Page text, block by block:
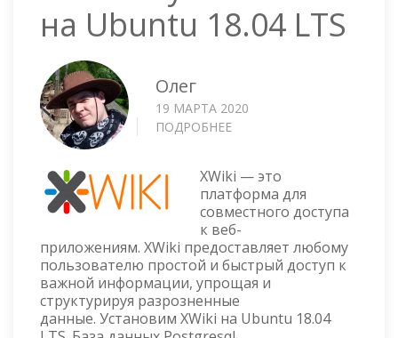
на Ubuntu 18.04 LTS
Олег
19 МАРТА 2020
ПОДРОБНЕЕ
УСТАНОВКА
НА
UBUNTU
18.04
LTS
XWiki — это
платформа для
совместного доступа
к веб-
приложениям. XWiki предоставляет любому
пользователю простой и быстрый доступ к
важной информации, упрощая и
структурируя разрозненные
данные. Установим XWiki на Ubuntu 18.04